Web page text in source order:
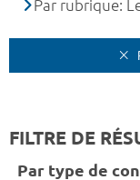
Par rubrique:
FILTRE DE
Par type de